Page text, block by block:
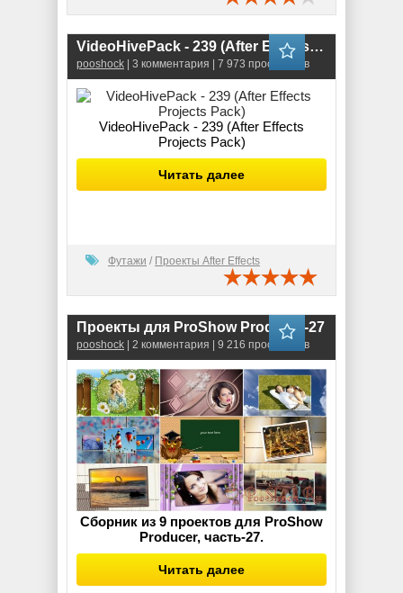
VideoHivePack - 239 (After Effects Projects Pack)
pooshock | 3 комментария | 7 973 просмотров
VideoHivePack - 239 (After Effects
Projects Pack)
Читать далее
Футажи / Проекты After Effects
Проекты для ProShow Producer-27
pooshock | 2 комментария | 9 216 просмотров
Сборник из 9 проектов для ProShow
Producer, часть-27.
Читать далее